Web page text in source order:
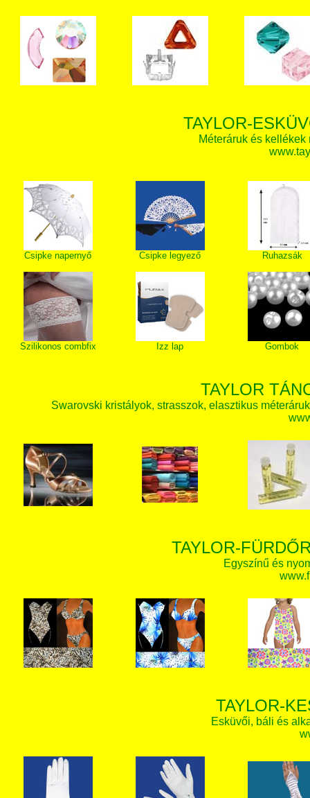
TAYLOR-
Méteráruk és
Csipke napernyő Csipke legyező Ruhazsák
Szilikonos combfix Izz lap Gombok
TAYLOR
Swarovski kristályok, strasszok, elasztikus
TAYLOR-
Egyszínű és
TAYLOR-
Esküvői, báli és